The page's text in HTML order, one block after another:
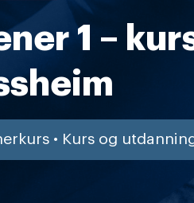
1 –
• Kurs og